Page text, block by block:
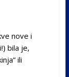
nove i
bila je,
ili